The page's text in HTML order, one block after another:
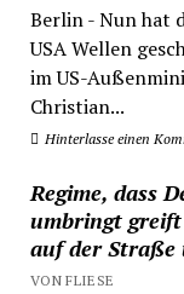
Berlin - Nun hat
USA Wellen
im US-
Christian...
Hinterlasse einen
Regime, dass
umbringt greift
auf der Straße
VON FLIESE